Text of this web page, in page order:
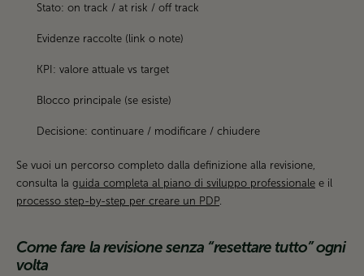
Stato: on track / at risk / off track
Evidenze raccolte (link o note)
KPI: valore attuale vs target
Blocco principale (se esiste)
Decisione: continuare / modificare / chiudere
Se vuoi un percorso completo dalla definizione alla revisione,
consulta la guida completa al piano di sviluppo professionale e il
processo step-by-step per creare un PDP.
Come fare la revisione senza “resettare tutto” ogni
volta